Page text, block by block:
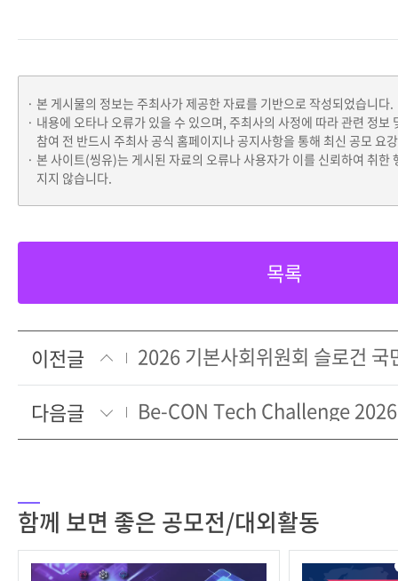
본 게시물의 정보는 주최사가 제공한 자료를 기반으로 작성되었습니다.
내용에 오타나 오류가 있을 수 있으며, 주최사의 사정에 따라 관련 정보
참여 전 반드시 주최사 공식 홈페이지나 공지사항을 통해 최신 공모 요
본 사이트(씽유)는 게시된 자료의 오류나 사용자가 이를 신뢰하여 취한
지지 않습니다.
목록
이전글
2026 기본사회위원회 슬로건 국
다음글
함께 보면 좋은 공모전/대외활동